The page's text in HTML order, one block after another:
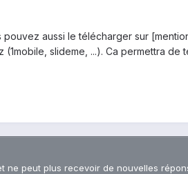
pouvez aussi le télécharger sur
(1mobile, slideme, ...). Ca permettra
ne peut plus recevoir de nouvelles